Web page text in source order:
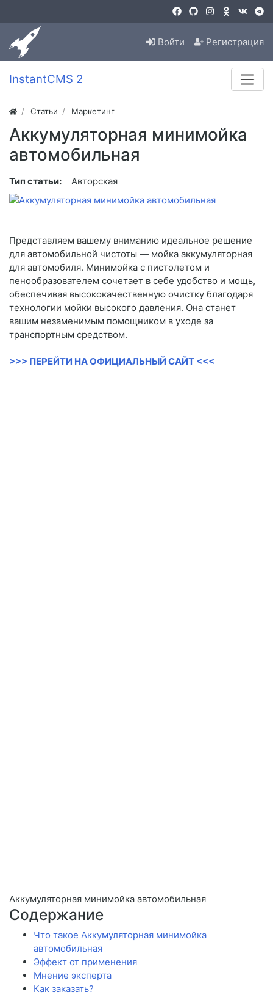
Войти Регистрация
InstantCMS 2
Статьи Маркетинг
Аккумуляторная минимойка
автомобильная
Тип статьи: Авторская
Представляем вашему вниманию идеальное решение
для автомобильной чистоты — мойка аккумуляторная
для автомобиля. Минимойка с пистолетом и
пенообразователем сочетает в себе удобство и мощь,
обеспечивая высококачественную очистку благодаря
технологии мойки высокого давления. Она станет
вашим незаменимым помощником в уходе за
транспортным средством.
>>> ПЕРЕЙТИ НА ОФИЦИАЛЬНЫЙ САЙТ <<<
Аккумуляторная минимойка автомобильная
Содержание
Что такое Аккумуляторная минимойка
автомобильная
Эффект от применения
Мнение эксперта
Как заказать?